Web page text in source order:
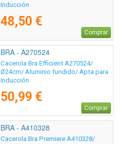
Inducción
48,50 €
Comprar
BRA - A270524
Cacerola Bra Efficient A270524/
Ø24cm/ Aluminio fundido/ Apta para
Inducción
50,99 €
Comprar
BRA - A410328
Cacerola Bra Premiere A410328/